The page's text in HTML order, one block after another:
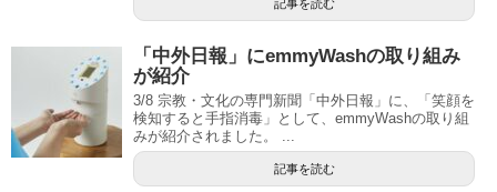
記事を読む
「中外日報」にemmyWashの取り組み
が紹介
3/8 宗教・文化の専門新聞「中外日報」に、「笑顔を
検知すると手指消毒」として、emmyWashの取り組
みが紹介されました。 ...
記事を読む